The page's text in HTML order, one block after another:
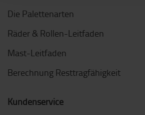
Die Palettenarten
Räder & Rollen-Leitfaden
Mast-Leitfaden
Berechnung Resttragfähigkeit
Kundenservice